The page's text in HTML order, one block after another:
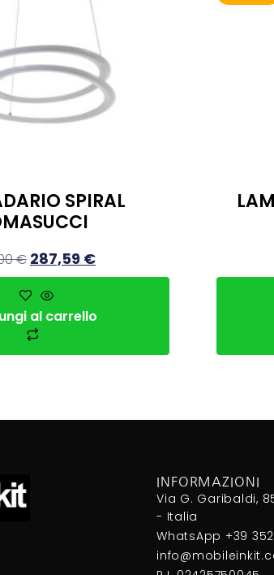
SPIRAL
€ 287,59 €
al carrello
INFORMAZIONI
Via G. Garibaldi,
- Italia
WhatsApp +39